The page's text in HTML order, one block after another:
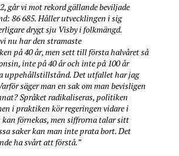
går vi mot rekord gällande beviljade
86 685. Håller utvecklingen i sig
drygt sju Visby i folkmängd.
nu har den stramaste
på 40 år, men sett till första halvåret så
inte på 40 år och inte på 100 år
uppehållstillstånd. Det utfallet har jag
säger man en sak om man bevisligen
Språket radikaliseras, politiken
i praktiken kör regeringen vidare i
kan förnekas, men siffrorna talar sitt
saker kan man inte prata bort. Det
ha svårt att förstå.”